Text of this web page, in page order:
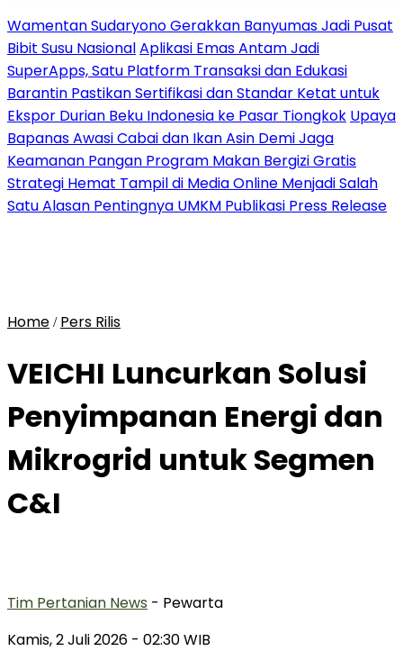
Wamentan Sudaryono Gerakkan Banyumas Jadi Pusat
Bibit Susu NasionalAplikasi Emas Antam Jadi
SuperApps, Satu Platform Transaksi dan Edukasi
Barantin Pastikan Sertifikasi dan Standar Ketat untuk
Ekspor Durian Beku Indonesia ke Pasar Tiongkok Upaya
Bapanas Awasi Cabai dan Ikan Asin Demi Jaga
Keamanan Pangan Program Makan Bergizi Gratis
Strategi Hemat Tampil di Media Online Menjadi Salah
Satu Alasan Pentingnya UMKM Publikasi Press Release
Home / Pers Rilis
VEICHI Luncurkan Solusi
Penyimpanan Energi dan
Mikrogrid untuk Segmen
C&I
Tim Pertanian News - Pewarta
Kamis, 2 Juli 2026 - 02:30 WIB